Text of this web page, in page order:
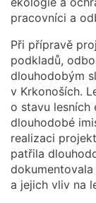
pracovníci a
Při přípravě
podkladů,
dlouhodobým
v Krkonoších.
o stavu lesních
dlouhodobé
realizaci
patřila
a jejich vliv na